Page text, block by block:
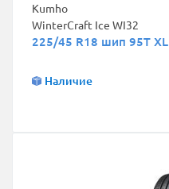
Kumho
WinterCraft Ice WI32
225/45 R18 шип 95T XL
Наличие